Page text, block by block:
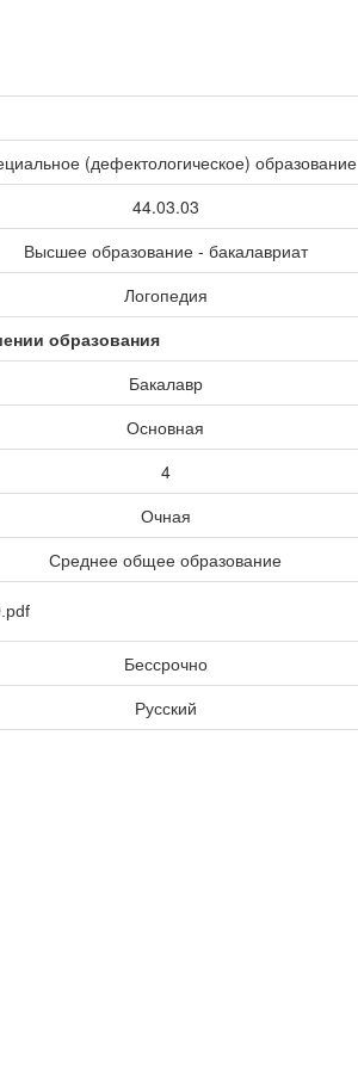
(дефектологическое) образование
44.03.03
Высшее образование - бакалавриат
Логопедия
образования
Бакалавр
Основная
4
Очная
Среднее общее образование
Бессрочно
Русский